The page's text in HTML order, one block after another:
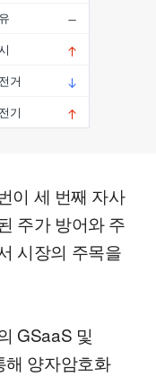
이 세 번째 자사
주가 방어와 주
시장의 주목을
GSaaS 및
해 양자암호화